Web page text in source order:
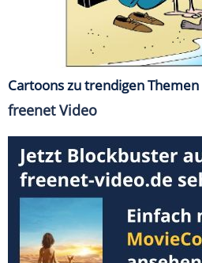
Cartoons zu trendigen Themen
freenet Video